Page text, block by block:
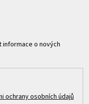
informace o nových
ochrany osobních údajů